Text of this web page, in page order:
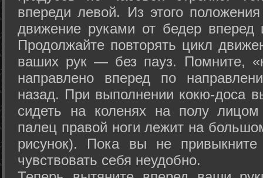
впереди левой. Из этого
движение руками от бедер вперед
Продолжайте повторять цикл
ваших рук — без пауз. Помните,
направлено вперед по
назад. При выполнении кокю-доса
сидеть на коленях на полу
палец правой ноги лежит на
рисунок). Пока вы не
чувствовать себя неудобно.